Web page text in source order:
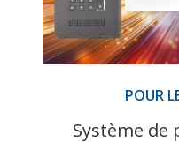
POUR
Système de